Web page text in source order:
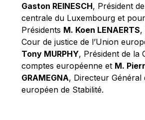
Patrizia Nanz
Philippe Maystadt
Pierre Gramegna
Richard Pelly
Robert Goebbels
Robert REYNDERS
Gaston REINESCH, Président
centrale du Luxembourg et
Présidents M. Koen LENAERTS,
Cour de justice de l’Union
Tony MURPHY, Président de la
comptes européenne et M.
GRAMEGNA, Directeur Général
européen de Stabilité.